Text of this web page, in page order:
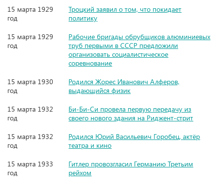
15 марта 1929
год
Троцкий заявил о том, что покидает
политику
15 марта 1929
год
Рабочие бригады обрубщиков алюминиевых
труб первыми в СССР предложили
организовать социалистическое
соревнование
15 марта 1930
год
Родился Жорес Иванович Алферов,
выдающийся физик
15 марта 1932
год
Би-Би-Си провела первую передачу из
своего нового здания на Риджент-стрит
15 марта 1932
год
Родился Юрий Васильевич Горобец, актёр
театра и кино
15 марта 1933
год
Гитлер провозгласил Германию Третьим
рейхом